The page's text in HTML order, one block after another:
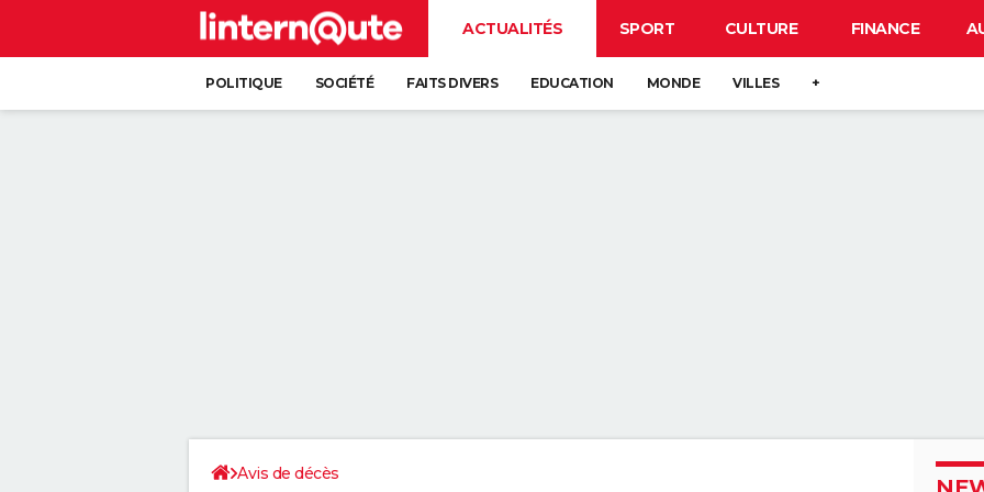
ACTUALITÉS SPORT CULTURE FINANCE
POLITIQUE SOCIÉTÉ FAITS DIVERS EDUCATION MONDE VILLES +
Avis de décès